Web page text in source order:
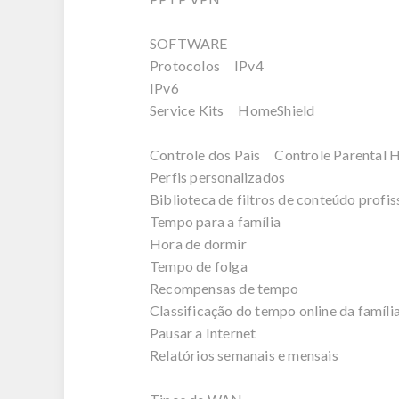
SOFTWARE
Protocolos IPv4
IPv6
Service Kits HomeShield
Controle dos Pais Controle Parental
Perfis personalizados
Biblioteca de filtros de conteúdo
Tempo para a família
Hora de dormir
Tempo de folga
Recompensas de tempo
Classificação do tempo online da família
Pausar a Internet
Relatórios semanais e mensais